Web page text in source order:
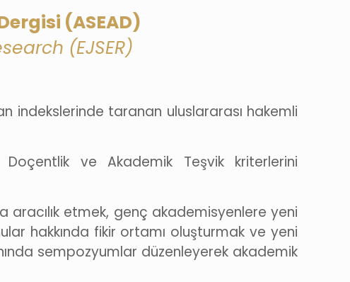
(ASEAD)
(EJSER)
indekslerinde taranan uluslararası hakemli
ve Akademik Teşvik kriterlerini
aracılık etmek, genç akademisyenlere yeni
hakkında fikir ortamı oluşturmak ve yeni
sempozyumlar düzenleyerek akademik